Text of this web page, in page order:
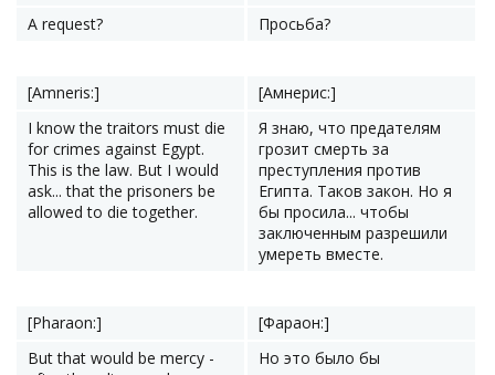
A request?
Просьба?
[Amneris:]
[Амнерис:]
I know the traitors must die
for crimes against Egypt.
This is the law. But I would
ask... that the prisoners be
allowed to die together.
Я знаю, что предателям
грозит смерть за
преступления против
Египта. Таков закон. Но я
бы просила... чтобы
заключенным разрешили
умереть вместе.
[Pharaon:]
[Фараон:]
But that would be mercy -
Но это было бы